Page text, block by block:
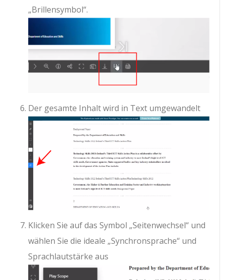
„Brillensymbol“.
Der gesamte Inhalt wird in Text umgewandelt
Klicken Sie auf das Symbol „Seitenwechsel“ und
wählen Sie die ideale „Synchronsprache“ und
Sprachlautstärke aus